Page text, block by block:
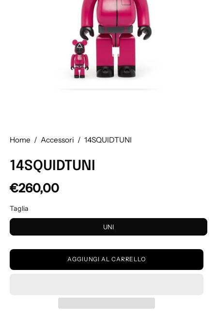
Home / Accessori / 14SQUIDTUNI
14SQUIDTUNI
€260,00
Taglia
UNI
AGGIUNGI AL CARRELLO